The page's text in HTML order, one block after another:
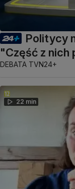
Politycy
"Część z nich
DEBATA TVN24+
22 min